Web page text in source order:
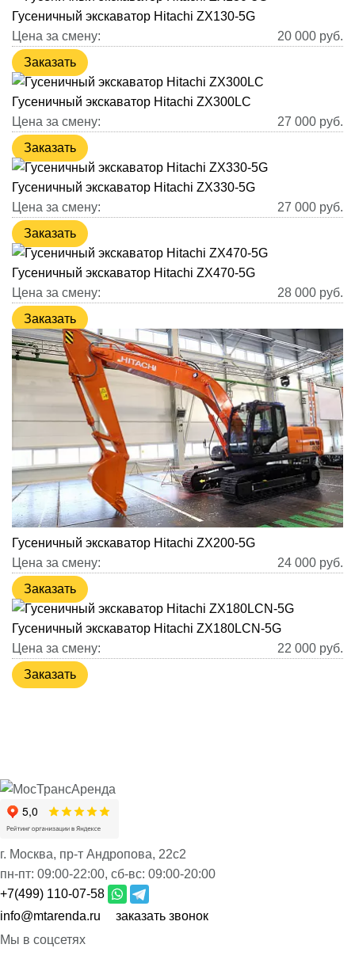
Гусеничный экскаватор Hitachi ZX130-5G
Цена за смену:
20 000 руб.
Заказать
Гусеничный экскаватор Hitachi ZX300LC
Цена за смену:
27 000 руб.
Заказать
Гусеничный экскаватор Hitachi ZX330-5G
Цена за смену:
27 000 руб.
Заказать
Гусеничный экскаватор Hitachi ZX470-5G
Цена за смену:
28 000 руб.
Заказать
Гусеничный экскаватор Hitachi ZX200-5G
Цена за смену:
24 000 руб.
Заказать
Гусеничный экскаватор Hitachi ZX180LCN-5G
Цена за смену:
22 000 руб.
Заказать
г. Москва, пр-т Андропова, 22с2
пн-пт: 09:00-22:00, сб-вс: 09:00-20:00
+7(499) 110-07-58
info@mtarenda.ru
заказать звонок
Мы в соцсетях